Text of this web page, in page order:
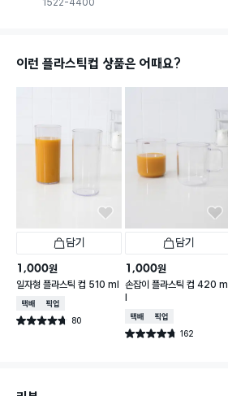
이런 플라스틱컵 상품은 어때요?
담기
1,000원
일자형 플라스틱 컵 510 ml
택배배송매장픽업
별점 4.7점 80
건 작성
담기
1,000원
손잡이 플라스틱 컵 420 m
l
택배배송매장픽업
별점 4.7점 162
건 작성